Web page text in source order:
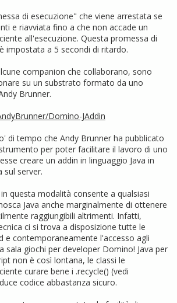
di esecuzione" che viene arrestata se
e riavviata fino a che non accade un
all'esecuzione. Questa promessa di
impostata a 5 secondi di ritardo.
companion che collaborano, sono
su un substrato formato da uno
Brunner.
Domino-JAddin
di tempo che Andy Brunner ha pubblicato
per poter facilitare il lavoro di uno
creare un addin in linguaggio Java in
sul server.
questa modalità consente a qualsiasi
Java anche marginalmente di ottenere
raggiungibili altrimenti. Infatti,
ci si trova a disposizione tutte le
e contemporaneamente l'accesso agli
sala giochi per developer Domino! Java per
non è così lontana, le classi le
curare bene i .recycle() (vedi
codice abbastanza sicuro.